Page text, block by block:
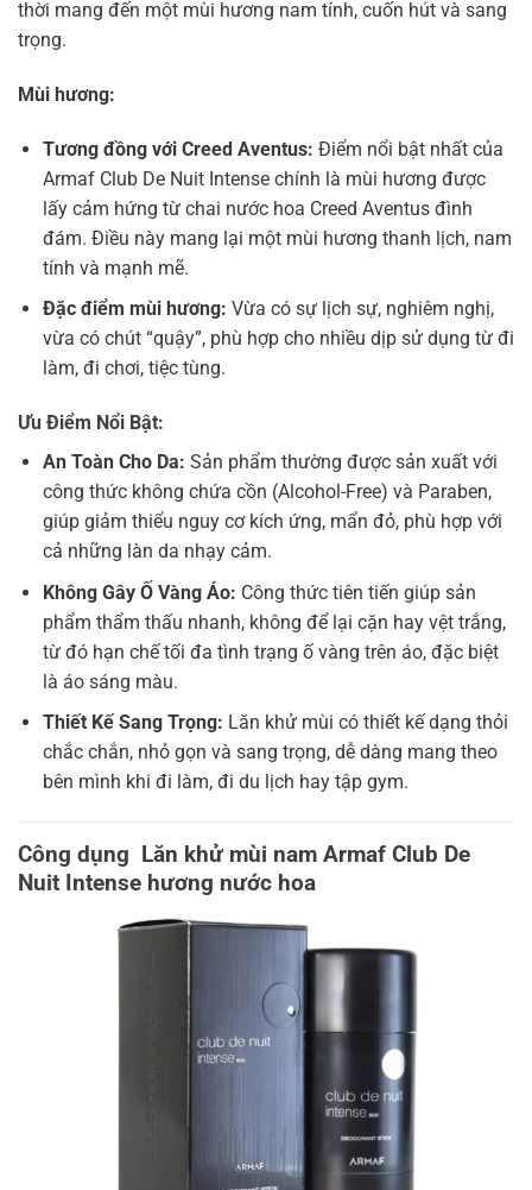
thời mang đến một mùi hương nam tính, cuốn hút và sang
trọng.
Mùi hương:
Tương đồng với Creed Aventus: Điểm nổi bật nhất của
Armaf Club De Nuit Intense chính là mùi hương được
lấy cảm hứng từ chai nước hoa Creed Aventus đình
đám. Điều này mang lại một mùi hương thanh lịch, nam
tính và mạnh mẽ.
Đặc điểm mùi hương: Vừa có sự lịch sự, nghiêm nghị,
vừa có chút “quậy”, phù hợp cho nhiều dịp sử dụng từ đi
làm, đi chơi, tiệc tùng.
Ưu Điểm Nổi Bật:
An Toàn Cho Da: Sản phẩm thường được sản xuất với
công thức không chứa cồn (Alcohol-Free) và Paraben,
giúp giảm thiểu nguy cơ kích ứng, mẩn đỏ, phù hợp với
cả những làn da nhạy cảm.
Không Gây Ố Vàng Áo: Công thức tiên tiến giúp sản
phẩm thẩm thấu nhanh, không để lại cặn hay vệt trắng,
từ đó hạn chế tối đa tình trạng ố vàng trên áo, đặc biệt
là áo sáng màu.
Thiết Kế Sang Trọng: Lăn khử mùi có thiết kế dạng thỏi
chắc chắn, nhỏ gọn và sang trọng, dễ dàng mang theo
bên mình khi đi làm, đi du lịch hay tập gym.
Công dụng Lăn khử mùi nam Armaf Club De
Nuit Intense hương nước hoa